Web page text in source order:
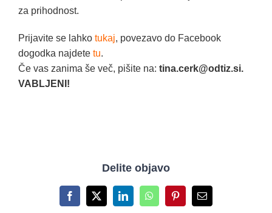
za prihodnost.
Prijavite se lahkotukaj, povezavo do Facebook
dogodka najdete tu.
Če vas zanima še več, pišite na: tina.cerk@odtiz.si.
VABLJENI!
Delite objavo
Facebook
X LinkedInWhatsAppPinterestEmail